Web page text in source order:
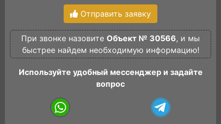
Отправить заявку
При звонке назовите Объект № 30566, и мы
быстрее найдем необходимую информацию!
Используйте удобный мессенджер и задайте
вопрос